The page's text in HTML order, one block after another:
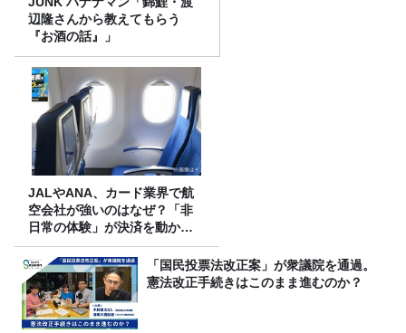
辺隆さんから教えてもらう
『お酒の話』」
JALやANA、カード業界で航
空会社が強いのはなぜ？「非
日常の体験」が決済を動かす
理由
「国民投票法改正案」が衆議院を通過。
憲法改正手続きはこのまま進むのか？